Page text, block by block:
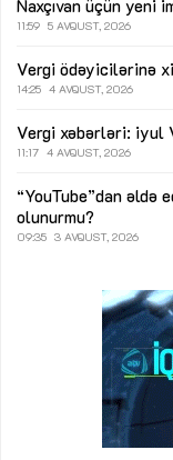
Naxçıvan üçün yeni
11:59 5 AVQUST, 2026
Vergi ödəyicilərinə
14:25 4 AVQUST, 2026
Vergi xəbərləri: iyul
11:17 4 AVQUST, 2026
“YouTube”dan
olunurmu?
09:35 3 AVQUST, 2026